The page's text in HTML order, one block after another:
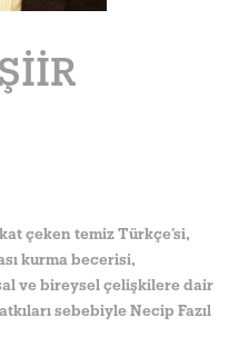
çeken temiz Türkçe’si,
kurma becerisi,
ve bireysel çelişkilere dair
sebebiyle Necip Fazıl